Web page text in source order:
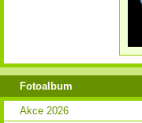
Fotoalbum
Akce 2026